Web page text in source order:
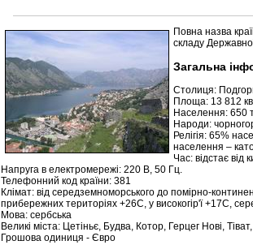
Розміщення інформації про готель на
Редагування інформації і цін на вимогу
Лічільник відвідувачів
Повна назва
складу
Загальна
Столиця:
Площа: 13 812
Населення: 650
Народи:
Релігія: 65%
населення –
Час: відстає від
Напруга в електромережі: 220 В, 50 Гц.
Телефонний код країни: 381
Клімат: від середземноморського до помірно-
прибережних територіях +26С, у високогір'ї +17С,
Мова: сербська
Великі міста: Цетіньє, Будва, Котор, Герцег Нові,
Грошова одиниця - Євро